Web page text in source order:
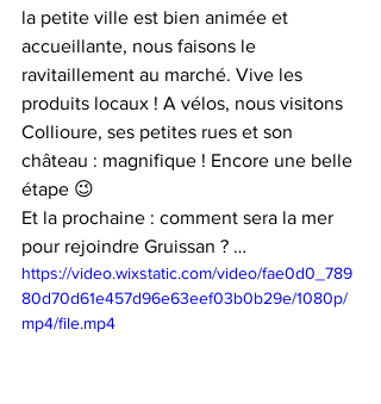
la petite ville est bien animée et
accueillante, nous faisons le
ravitaillement au marché. Vive les
produits locaux ! A vélos, nous visitons
Collioure, ses petites rues et son
château : magnifique ! Encore une belle
étape 😉
Et la prochaine : comment sera la mer
pour rejoindre Gruissan ? …
https://video.wixstatic.com/video/fae0d0_789
80d70d61e457d96e63eef03b0b29e/1080p/
mp4/file.mp4